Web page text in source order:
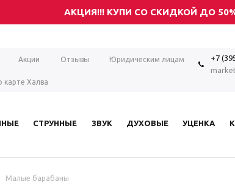
АКЦИЯ!!! КУПИ СО СКИДКОЙ ДО
Акции Отзывы Юридическим лицам
карте Халва
+7
СТРУННЫЕ ЗВУК ДУХОВЫЕ УЦЕНКА
Малые барабаны